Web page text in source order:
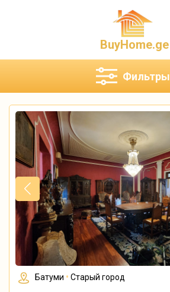
BuyHome.ge
Фильтры
Батуми • Старый город